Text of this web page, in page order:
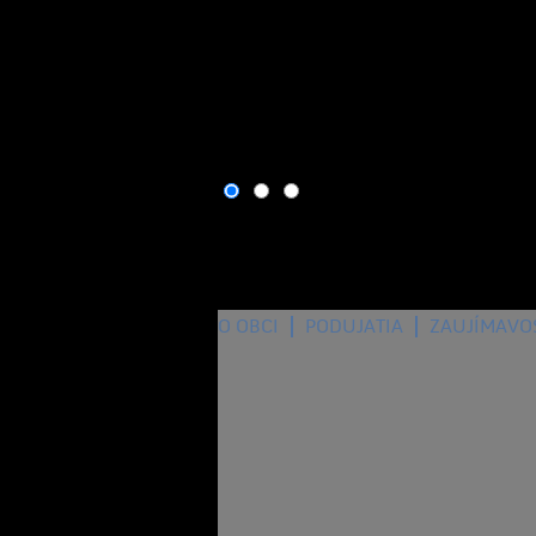
O OBCI PODUJATIA